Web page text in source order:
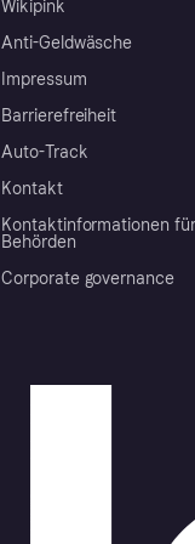
Wikipink
Anti-Geldwäsche
Impressum
Barrierefreiheit
Auto-Track
Kontakt
Kontaktinformationen für
Behörden
Corporate governance